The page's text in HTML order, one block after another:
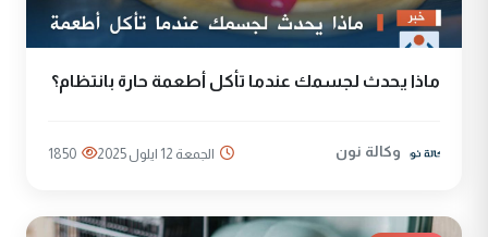
ماذا يحدث لجسمك عندما تأكل أطعمة حارة بانتظام؟
وكالة نون الجمعة 12 ايلول 2025 1850